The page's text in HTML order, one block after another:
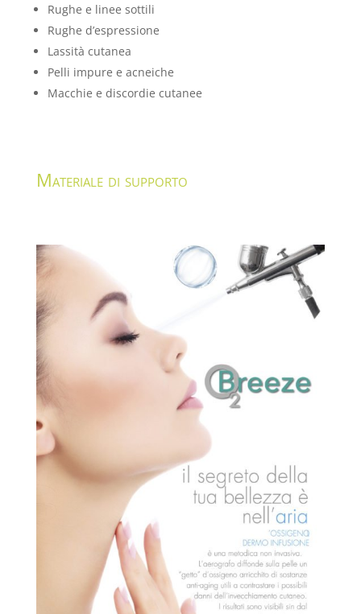
Rughe e linee sottili
Rughe d’espressione
Lassità cutanea
Pelli impure e acneiche
Macchie e discordie cutanee
Materiale di supporto